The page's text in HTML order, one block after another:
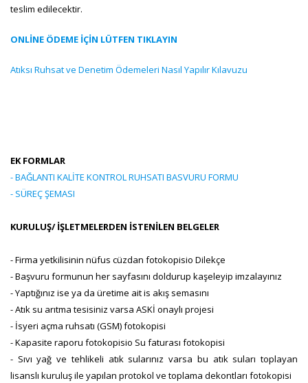
teslim edilecektir.
ONLİNE ÖDEME İÇİN LÜTFEN TIKLAYIN
Atıksı Ruhsat ve Denetim Ödemeleri Nasıl Yapılır Kılavuzu
EK FORMLAR
- BAĞLANTI KALİTE KONTROL RUHSATI BASVURU FORMU
- SÜREÇ ŞEMASI
KURULUŞ/ İŞLETMELERDEN İSTENİLEN BELGELER
- Firma yetkilisinin nüfus cüzdan fotokopisio Dilekçe
- Başvuru formunun her sayfasını doldurup kaşeleyip imzalayınız
- Yaptığınız ise ya da üretime ait is akış semasını
- Atık su arıtma tesisiniz varsa ASKİ onaylı projesi
- İsyeri açma ruhsatı (GSM) fotokopisi
- Kapasite raporu fotokopisio Su faturası fotokopisi
- Sıvı yağ ve tehlikeli atık sularınız varsa bu atık suları toplayan
lisanslı kuruluş ile yapılan protokol ve toplama dekontları fotokopisi